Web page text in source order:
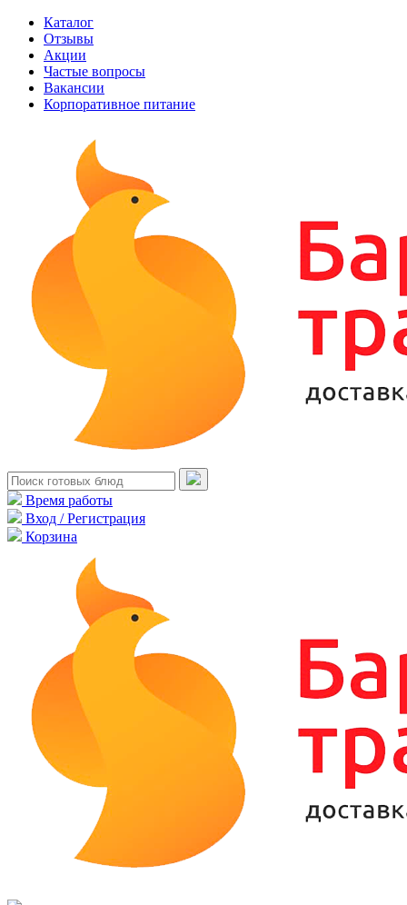
Каталог
Отзывы
Акции
Частые вопросы
Вакансии
Корпоративное питание
Время работы
Вход / Регистрация
Корзина